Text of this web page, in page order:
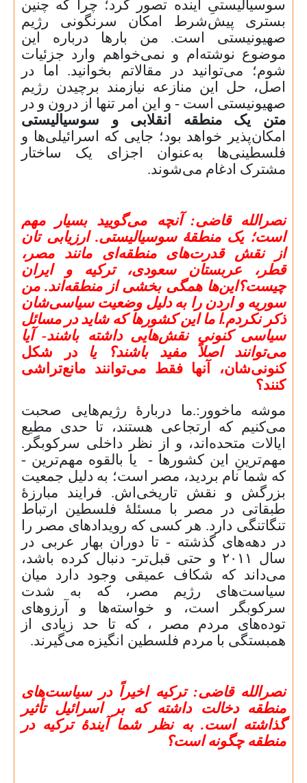
سوسیالیستیِ آینده تصور کرد؛ چرا که چنین
بستری پیش‌شرط امکان سرنگونی رژیم
صهیونیستی است. من بارها درباره این
موضوع نوشته‌ام و نمی‌خواهم وارد جزئیات
شوم؛ می‌توانید در مقالاتم بخوانید. اما در
اصل، حل این منازعه نیازمند برچیدن رژیم
صهیونیستی است - و این امر تنها از درون و در
متن یک منطقه انقلابی و سوسیالیستی
امکان‌پذیر خواهد بود؛ جایی که اسرائیلی‌ها و
فلسطینی‌ها به‌عنوان اجزای یک ساختار
مشترک ادغام می‌شوند.
نصرالله قاضی: آنچه می‌گویید بسیار مهم
است؛ یک منطقهٔ سوسیالیستی. ارزیابی تان
از نقش قدرت‌های منطقه‌ای مانند مصر،
قطر، عربستان سعودی، ترکیه و ایران
چیست؟این‌ها همگی بخشی از منطقه‌اند. من
سوریه و اردن را به دلیل وضعیت سیاسی‌شان
ذکر نکردم.ا ما این کشورها که شاید در مسائل
سیاسی کنونی نقش‌هایی داشته باشند- آیا
می‌توانند اصلاً مفید باشند؟ یا
در شکل
کنونی‌شان، آنها فقط می‌توانند مانع‌تراشی
کنند؟
موشه ماخوور:.ما دربارهٔ رژیم‌هایی صحبت
می‌کنیم که ارتجاعی هستند، تا حدی مطیع
ایالات متحده‌اند، و از نظر داخلی سرکوبگر.
مهم‌ترینِ این کشورها - یا بالقوه مهم‌ترین -
که شما نام بردید، مصر است؛ به دلیل جمعیت
بزرگش و نقش تاریخی‌اش. فرایند مبارزهٔ
طبقاتی در مصر با مسئلهٔ فلسطین ارتباط
تنگاتنگی دارد. هر کسی که رویدادهای مصر را
در دهه‌های گذشته - تا دوران بهار عربی در
سال ۲۰۱۱ و حتی قبل‌تر- دنبال کرده باشد،
می‌داند که شکاف عمیقی وجود دارد میان
سیاست‌های رژیم مصر، که به ‌شدت
سرکوبگر است، و خواسته‌ها و آرزوهای
توده‌های مردم مصر ، که تا حد زیادی از
همبستگی با مردم فلسطین انگیزه می‌گیرند.
نصرالله قاضی: ترکیه اخیراً در سیاست‌های
منطقه دخالت داشته که بر اسرائیل تأثیر
گذاشته است. به نظر شما آیندهٔ ترکیه در
منطقه چگونه است؟